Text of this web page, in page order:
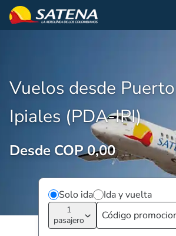
Vuelos desde
Ipiales (PDA-IPI)
Desde COP 0,00
Solo ida Ida y vuelta
1
pasajero